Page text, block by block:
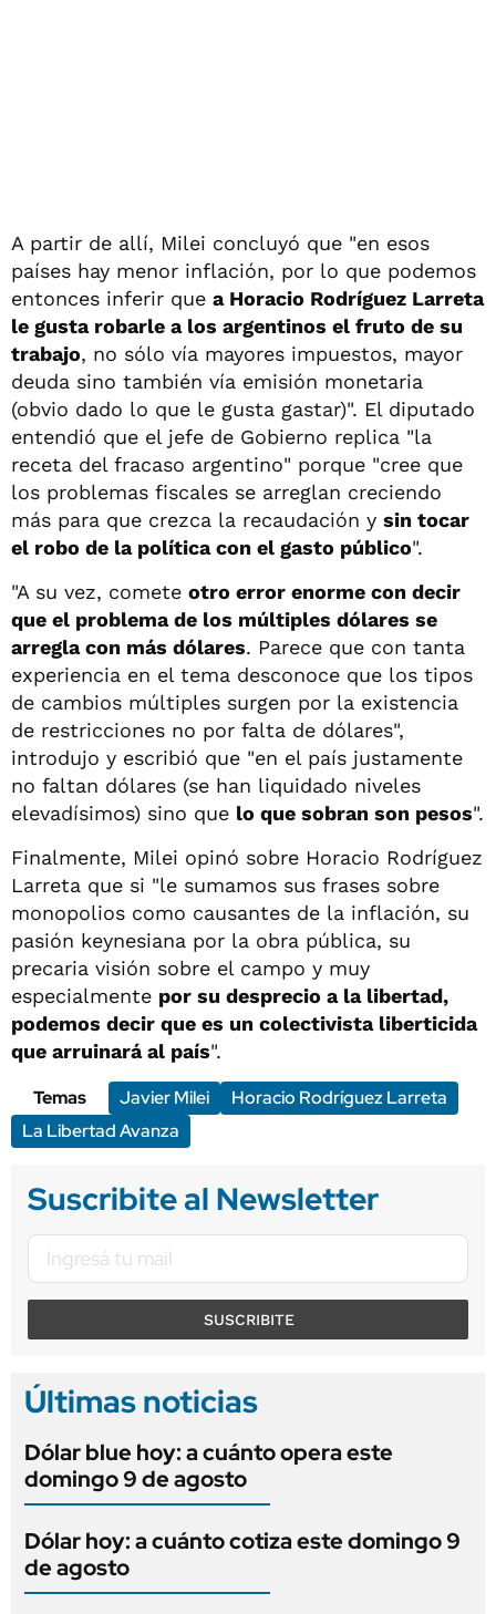
A partir de allí, Milei concluyó que "en esos
países hay menor inflación, por lo que podemos
entonces inferir que a Horacio Rodríguez Larreta
le gusta robarle a los argentinos el fruto de su
trabajo, no sólo vía mayores impuestos, mayor
deuda sino también vía emisión monetaria
(obvio dado lo que le gusta gastar)". El diputado
entendió que el jefe de Gobierno replica "la
receta del fracaso argentino" porque "cree que
los problemas fiscales se arreglan creciendo
más para que crezca la recaudación y sin tocar
el robo de la política con el gasto público".
"A su vez, comete otro error enorme con decir
que el problema de los múltiples dólares se
arregla con más dólares. Parece que con tanta
experiencia en el tema desconoce que los tipos
de cambios múltiples surgen por la existencia
de restricciones no por falta de dólares",
introdujo y escribió que "en el país justamente
no faltan dólares (se han liquidado niveles
elevadísimos) sino que lo que sobran son pesos".
Finalmente, Milei opinó sobre Horacio Rodríguez
Larreta que si "le sumamos sus frases sobre
monopolios como causantes de la inflación, su
pasión keynesiana por la obra pública, su
precaria visión sobre el campo y muy
especialmente por su desprecio a la libertad,
podemos decir que es un colectivista liberticida
que arruinará al país".
Temas
Javier Milei
Horacio Rodríguez Larreta
La Libertad Avanza
Suscribite al Newsletter
SUSCRIBITE
Últimas noticias
Dólar blue hoy: a cuánto opera este
domingo 9 de agosto
Dólar hoy: a cuánto cotiza este domingo 9
de agosto